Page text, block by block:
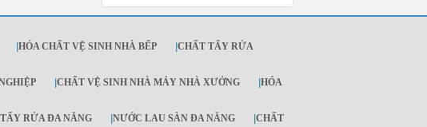
HÓA CHẤT VỆ SINH NHÀ BẾP CHẤT TẨY RỬA
CHẤT VỆ SINH NHÀ MÁY NHÀ XƯỞNG HÓA
RỬA ĐA NĂNG NƯỚC LAU SÀN ĐA NĂNG CHẤT